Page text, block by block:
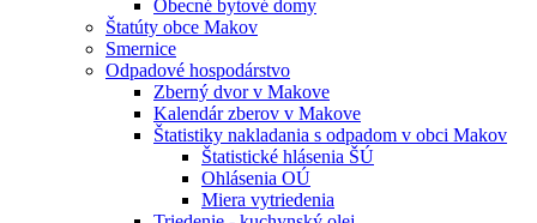
Obecné bytové domy
Štatúty obce Makov
Smernice
Odpadové hospodárstvo
Zberný dvor v Makove
Kalendár zberov v Makove
Štatistiky nakladania s odpadom v obci Makov
Štatistické hlásenia ŠÚ
Ohlásenia OÚ
Miera vytriedenia